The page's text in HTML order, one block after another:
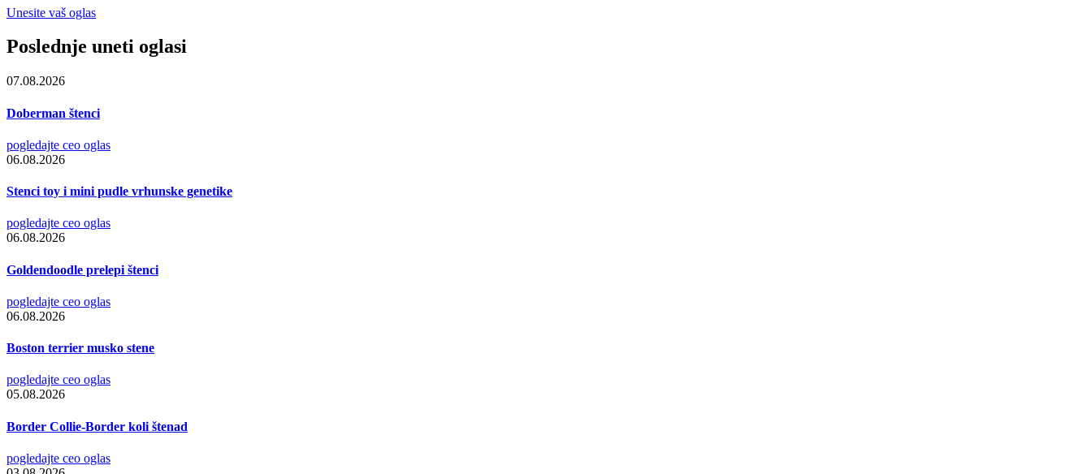
Unesite vaš oglas
Poslednje uneti oglasi
07.08.2026
Doberman štenci
pogledajte ceo oglas
06.08.2026
Stenci toy i mini pudle vrhunske genetike
pogledajte ceo oglas
06.08.2026
Goldendoodle prelepi štenci
pogledajte ceo oglas
06.08.2026
Boston terrier musko stene
pogledajte ceo oglas
05.08.2026
Border Collie-Border koli štenad
pogledajte ceo oglas